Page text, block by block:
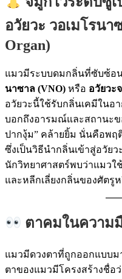
อวัยวะ วอเมโรนา
Organ)
แมวมีระบบดมกลิ่นที่ซับซ้อ
นาซาล (VNO) หรือ อวัยวะ
อวัยวะนี้ใช้รับกลิ่นเคมีในอ
บอกถึงอารมณ์และสถานะข
ปากงุ้ม” คล้ายยิ้ม นั่นคือพฤ
ซึ่งเป็นวิธีนำกลิ่นเข้าสู่อวัยว
นักวิทยาศาสตร์พบว่าแมวใ
และหลีกเลี่ยงกลิ่นของศัตรู
ตาคมในความ
แมวมีดวงตาที่ถูกออกแบบม
ตาของแมวมีโครงสร้างชื่อ